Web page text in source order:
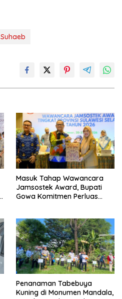
Masuk Tahap Wawancara
Jamsostek Award, Bupati
Gowa Komitmen Perluas
Penanaman Tabebuya
Kuning di Monumen Mandala,